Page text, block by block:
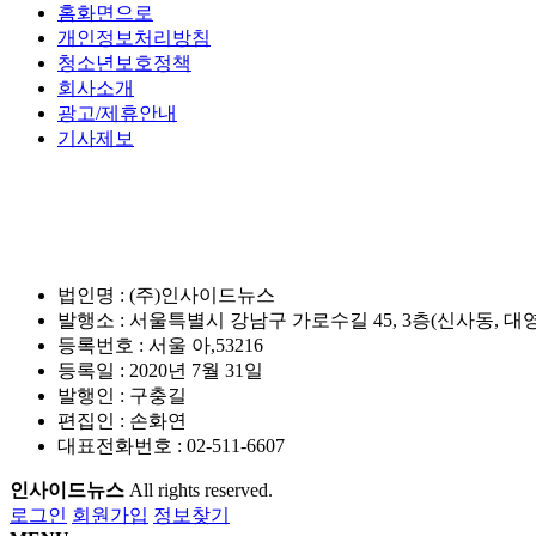
홈화면으로
개인정보처리방침
청소년보호정책
회사소개
광고/제휴안내
기사제보
법인명 : (주)인사이드뉴스
발행소 : 서울특별시 강남구 가로수길 45, 3층(신사동, 대
등록번호 : 서울 아,53216
등록일 : 2020년 7월 31일
발행인 : 구충길
편집인 : 손화연
대표전화번호 : 02-511-6607
인사이드뉴스 All rights reserved.
로그인 회원가입 정보찾기